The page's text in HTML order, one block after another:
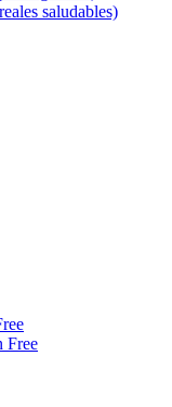
saludables)
Free